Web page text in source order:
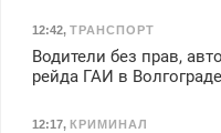
12:42, ТРАНСПОРТ
Водители без прав,
рейда ГАИ в Волгограде
12:17, КРИМИНАЛ